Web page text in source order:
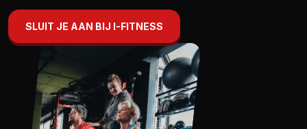
SLUIT JE AAN BIJ I-FITNESS